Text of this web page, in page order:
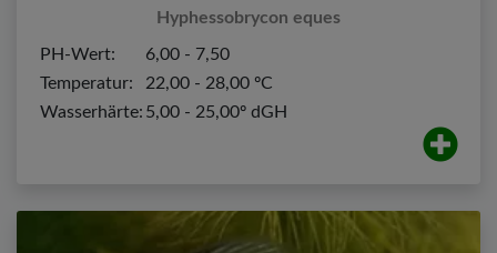
Hyphessobrycon eques
PH-Wert:
6,00 - 7,50
Temperatur:
22,00 - 28,00 ºC
Wasserhärte: 5,00 - 25,00º dGH